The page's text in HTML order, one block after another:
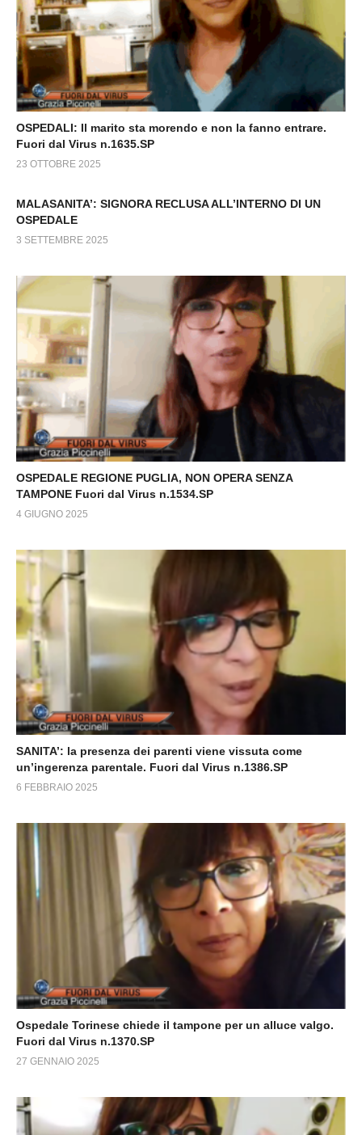
OSPEDALI: Il marito sta morendo e non la fanno entrare.
Fuori dal Virus n.1635.SP
23 OTTOBRE 2025
MALASANITA’: SIGNORA RECLUSA ALL’INTERNO DI UN
OSPEDALE
3 SETTEMBRE 2025
OSPEDALE REGIONE PUGLIA, NON OPERA SENZA
TAMPONE Fuori dal Virus n.1534.SP
4 GIUGNO 2025
SANITA’: la presenza dei parenti viene vissuta come
un’ingerenza parentale. Fuori dal Virus n.1386.SP
6 FEBBRAIO 2025
Ospedale Torinese chiede il tampone per un alluce valgo.
Fuori dal Virus n.1370.SP
27 GENNAIO 2025